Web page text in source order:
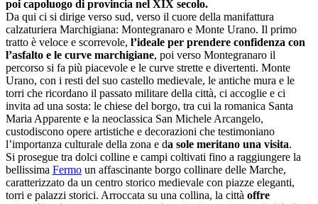
poi capoluogo di provincia nel XIX secolo.
Da qui ci si dirige verso sud, verso il cuore della manifattura
calzaturiera Marchigiana: Montegranaro e Monte Urano. Il primo
tratto è veloce e scorrevole, l’ideale per prendere confidenza con
l’asfalto e le curve marchigiane, poi verso Montegranaro il
percorso si fa più piacevole e le curve strette e divertenti. Monte
Urano, con i resti del suo castello medievale, le antiche mura e le
torri che ricordano il passato militare della città, ci accoglie e ci
invita ad una sosta: le chiese del borgo, tra cui la romanica Santa
Maria Apparente e la neoclassica San Michele Arcangelo,
custodiscono opere artistiche e decorazioni che testimoniano
l’importanza culturale della zona e da sole meritano una visita.
Si prosegue tra dolci colline e campi coltivati fino a raggiungere la
bellissima Fermo un affascinante borgo collinare delle Marche,
caratterizzato da un centro storico medievale con piazze eleganti,
torri e palazzi storici. Arroccata su una collina, la città offre